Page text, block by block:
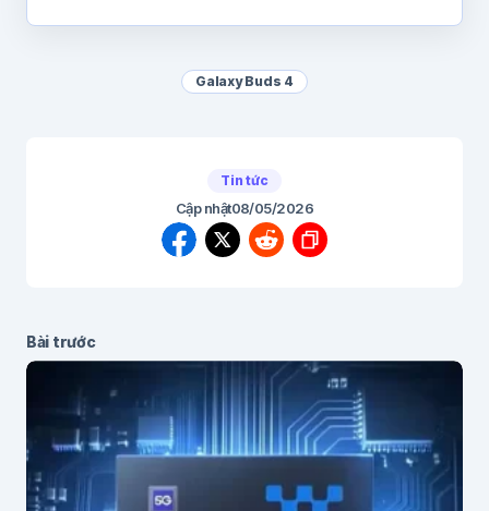
Galaxy Buds 4
Tin tức
Cập nhật08/05/2026
Bài trước